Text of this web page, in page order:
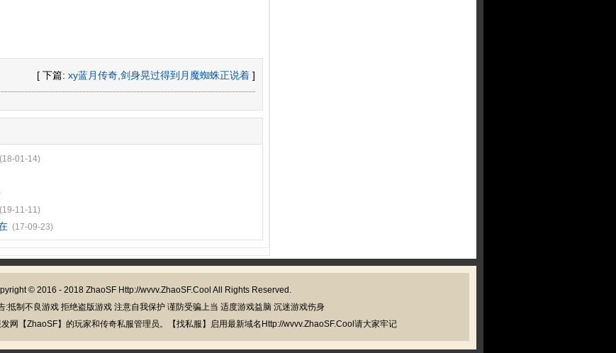
[ 下篇: xy蓝月传奇,剑身晃过得到月魔蜘蛛正说着 ]
(18-01-14)
(19-11-11)
(17-09-23)
© 2016 - 2018 ZhaoSFHttp://wvvv.ZhaoSF.Cool All Rights Reserved.
:抵制不良游戏 拒绝盗版游戏 注意自我保护 谨防受骗上当 适度游戏益脑 沉迷游戏伤身
网【ZhaoSF】的玩家和传奇私服管理员。【找私服】启用最新域名Http://wvvv.ZhaoSF.Cool请大家牢记